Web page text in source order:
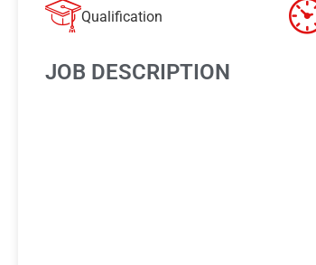
Qualification
JOB DESCRIPTION